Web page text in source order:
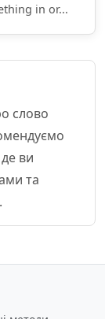
in or...
слово
ви
та